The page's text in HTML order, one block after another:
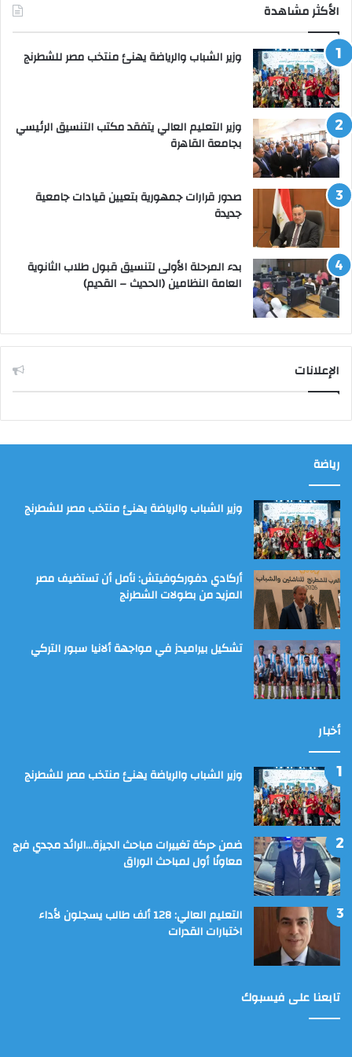
الأكثر مشاهدة
وزير الشباب والرياضة يهنئ منتخب مصر للشطرنج
وزير التعليم العالي يتفقد مكتب التنسيق الرئيسي
بجامعة القاهرة
صدور قرارات جمهورية بتعيين قيادات جامعية
جديدة
بدء المرحلة الأولى لتنسيق قبول طلاب الثانوية
العامة النظامين (الحديث – القديم)
الإعلانات
رياضة
وزير الشباب والرياضة يهنئ منتخب مصر للشطرنج
أركادي دفوركوفيتش: نأمل أن تستضيف مصر
المزيد من بطولات الشطرنج
تشكيل بيراميدز في مواجهة ألانيا سبور التركي
أخبار
وزير الشباب والرياضة يهنئ منتخب مصر للشطرنج
ضمن حركة تغييرات مباحث الجيزة…الرائد مجدي فرج
معاونًا أول لمباحث الوراق
التعليم العالي: 128 ألف طالب يسجلون لأداء
اختبارات القدرات
تابعنا على فيسبوك